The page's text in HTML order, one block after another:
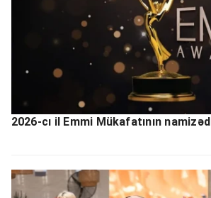
2026-cı il Emmi Mükafatının